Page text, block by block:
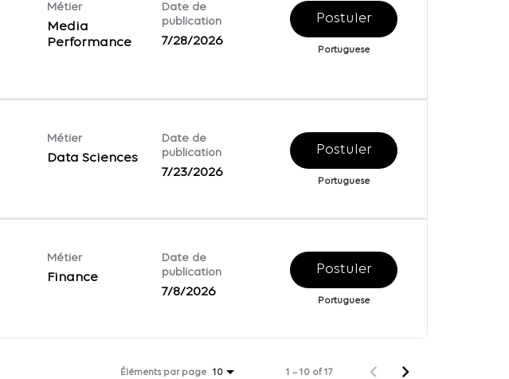
Métier
Media
Performance
Date de
publication
7/28/2026
Postuler
Portuguese
Métier
Data Sciences
Date de
publication
7/23/2026
Postuler
Portuguese
Métier
Finance
Date de
publication
7/8/2026
Postuler
Portuguese
Éléments par page 10 1 – 10 of 17